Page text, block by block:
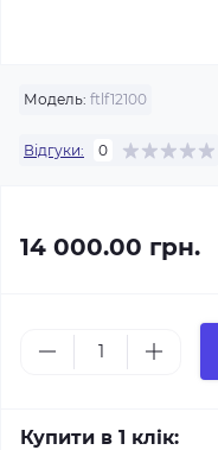
Модель: ftlf12100
Відгуки: 0
14 000.00 грн.
Купити в 1 клік: